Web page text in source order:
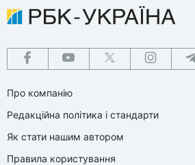
Про компанію
Редакційна політика і стандарти
Як стати нашим автором
Правила користування